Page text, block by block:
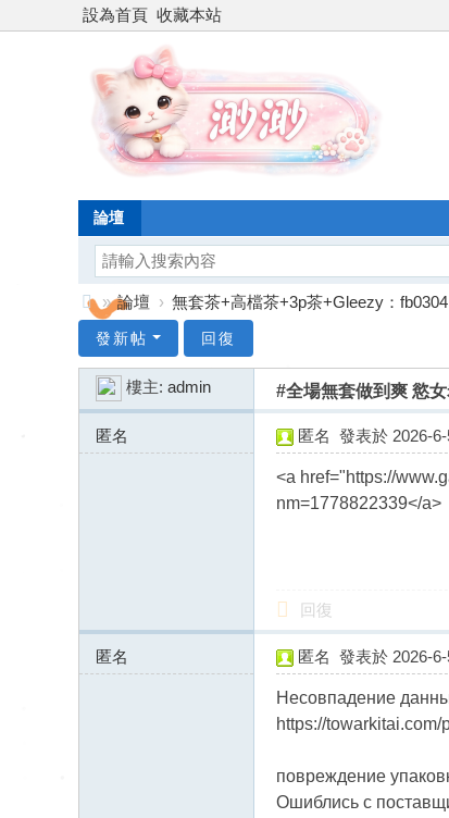
設為首頁 收藏本站
論壇
灣
外
版
» 論壇 › 無套茶+高檔茶+3p茶+Gleezy：fb0304
發新帖 回復
樓主: admin #全場無套做到爽 慾
匿名
91.184.246.x:11576
匿名 發表於 2026-
<a href="https://
nm=1778822339</a>
回復
匿名
185.231.155.x:11576
匿名 發表於 2026-
Несовпадение
https://
повреждение
Ошиблись с